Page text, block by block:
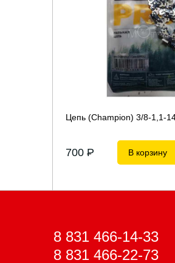
Цепь (Champion) 3/8-1,1-
700 P В корзину
8 831 466-14-33
8 831 466-22-73